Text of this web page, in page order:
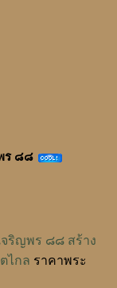
ร ๘๘
จริญพร ๘๘ สร้าง
ไกล ราคาพระ